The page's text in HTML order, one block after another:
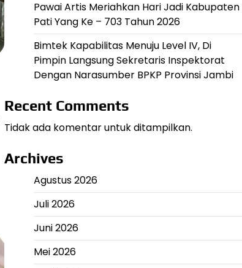
Pawai Artis Meriahkan Hari Jadi Kabupaten
Pati Yang Ke – 703 Tahun 2026
Bimtek Kapabilitas Menuju Level IV, Di
Pimpin Langsung Sekretaris Inspektorat
Dengan Narasumber BPKP Provinsi Jambi
Recent Comments
Tidak ada komentar untuk ditampilkan.
Archives
Agustus 2026
Juli 2026
Juni 2026
Mei 2026